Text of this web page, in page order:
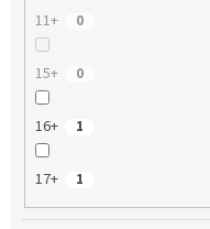
11+ 0
15+ 0
16+ 1
17+ 1